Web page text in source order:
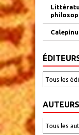
AUTEURS